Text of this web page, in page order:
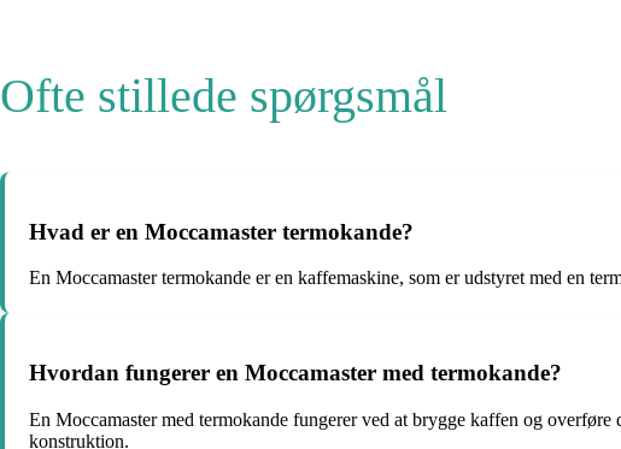
Ofte stillede spørgsmål
Hvad er en Moccamaster termokande?
En Moccamaster termokande er en kaffemaskine, som er udstyret med en
Hvordan fungerer en Moccamaster med termokande?
En Moccamaster med termokande fungerer ved at brygge kaffen og
konstruktion.